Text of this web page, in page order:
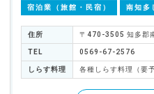
宿泊業（旅館・民宿） 南知多
住所 〒470-3505 知多郡
TEL 0569-67-2576
しらす料理 各種しらす料理（要